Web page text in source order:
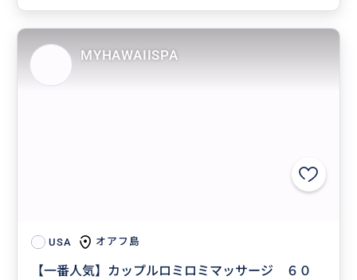
USA オアフ島
【一番人気】カップルロミロミマッサージ ６０
MYHAWAIISPA